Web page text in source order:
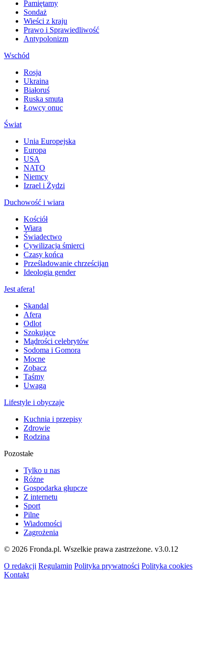
Pamiętamy
Sondaż
Wieści z kraju
Prawo i Sprawiedliwość
Antypolonizm
Wschód
Rosja
Ukraina
Białoruś
Ruska smuta
Łowcy onuc
Świat
Unia Europejska
Europa
USA
NATO
Niemcy
Izrael i Żydzi
Duchowość i wiara
Kościół
Wiara
Świadectwo
Cywilizacja śmierci
Czasy końca
Prześladowanie chrześcijan
Ideologia gender
Jest afera!
Skandal
Afera
Odlot
Szokujące
Mądrości celebrytów
Sodoma i Gomora
Mocne
Zobacz
Taśmy
Uwaga
Lifestyle i obyczaje
Kuchnia i przepisy
Zdrowie
Rodzina
Pozostałe
Tylko u nas
Różne
Gospodarka głupcze
Z internetu
Sport
Pilne
Wiadomości
Zagrożenia
© 2026 Fronda.pl. Wszelkie prawa zastrzeżone. v3.0.12
O redakcji Regulamin Polityka prywatności Polityka cookies
Kontakt